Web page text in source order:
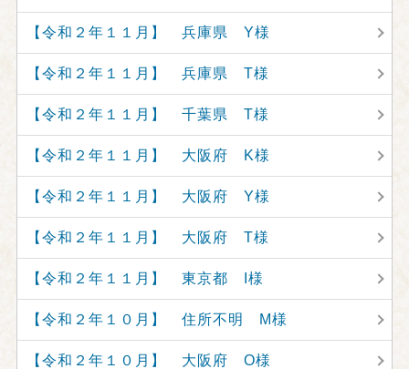
【令和２年１１月】 兵庫県 Y様
【令和２年１１月】 兵庫県 T様
【令和２年１１月】 千葉県 T様
【令和２年１１月】 大阪府 K様
【令和２年１１月】 大阪府 Y様
【令和２年１１月】 大阪府 T様
【令和２年１１月】 東京都 I様
【令和２年１０月】 住所不明 M様
【令和２年１０月】 大阪府 O様